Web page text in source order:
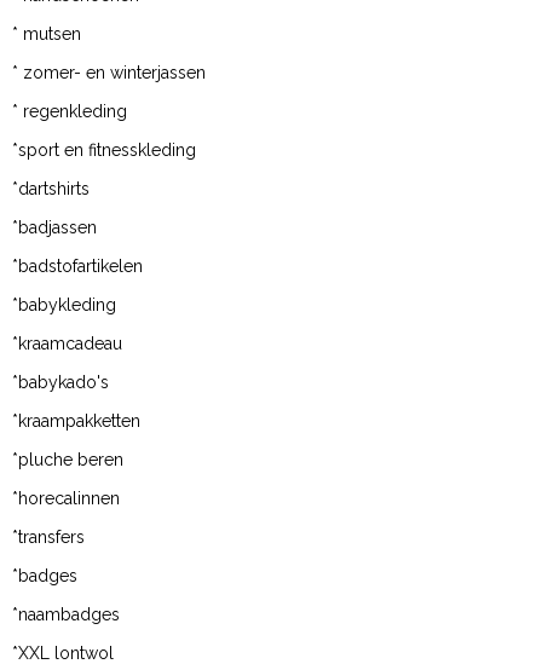
* mutsen
* zomer- en winterjassen
* regenkleding
*sport en fitnesskleding
*dartshirts
*badjassen
*badstofartikelen
*babykleding
*kraamcadeau
*babykado's
*kraampakketten
*pluche beren
*horecalinnen
*transfers
*badges
*naambadges
*XXL lontwol